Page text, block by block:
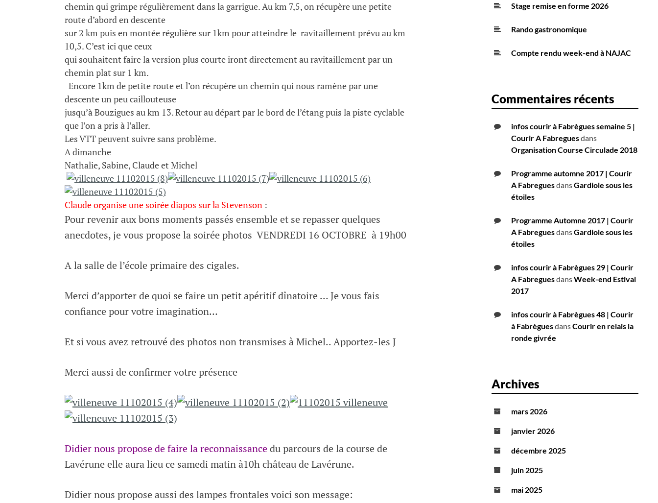
chemin qui grimpe régulièrement dans la garrigue. Au km 7,5, on récupère une petite
route d’abord en descente
sur 2 km puis en montée régulière sur 1km pour atteindre le ravitaillement prévu au km
10,5. C’est ici que ceux
qui souhaitent faire la version plus courte iront directement au ravitaillement par un
chemin plat sur 1 km.
Encore 1km de petite route et l’on récupère un chemin qui nous ramène par une
descente un peu caillouteuse
jusqu’à Bouzigues au km 13. Retour au départ par le bord de l’étang puis la piste cyclable
que l’on a pris à l’aller.
Les VTT peuvent suivre sans problème.
A dimanche
Nathalie, Sabine, Claude et Michel
Claude organise une soirée diapos sur la Stevenson :
Pour revenir aux bons moments passés ensemble et se repasser quelques
anecdotes, je vous propose la soirée photos VENDREDI 16 OCTOBRE à 19h00
A la salle de l’école primaire des cigales.
Merci d’apporter de quoi se faire un petit apéritif dînatoire … Je vous fais
confiance pour votre imagination…
Et si vous avez retrouvé des photos non transmises à Michel.. Apportez-les J
Merci aussi de confirmer votre présence
Didier nous propose de faire la reconnaissancedu parcours de la course de
Lavérune elle aura lieu ce samedi matin à10h château de Lavérune.
Didier nous propose aussi des lampes frontales voici son message:
Stage remise en forme 2026
Rando gastronomique
Compte rendu week-end à NAJAC
Commentaires récents
infos courir à Fabrègues semaine 5 |
Courir A Fabreguesdans
Organisation Course Circulade 2018
Programme automne 2017 | Courir
A FabreguesdansGardiole sous les
étoiles
Programme Automne 2017 | Courir
A FabreguesdansGardiole sous les
étoiles
infos courir à Fabrègues 29 | Courir
A FabreguesdansWeek-end Estival
2017
infos courir à Fabrègues 48 | Courir
à FabrèguesdansCourir en relais la
ronde givrée
Archives
mars 2026
janvier 2026
décembre 2025
juin 2025
mai 2025